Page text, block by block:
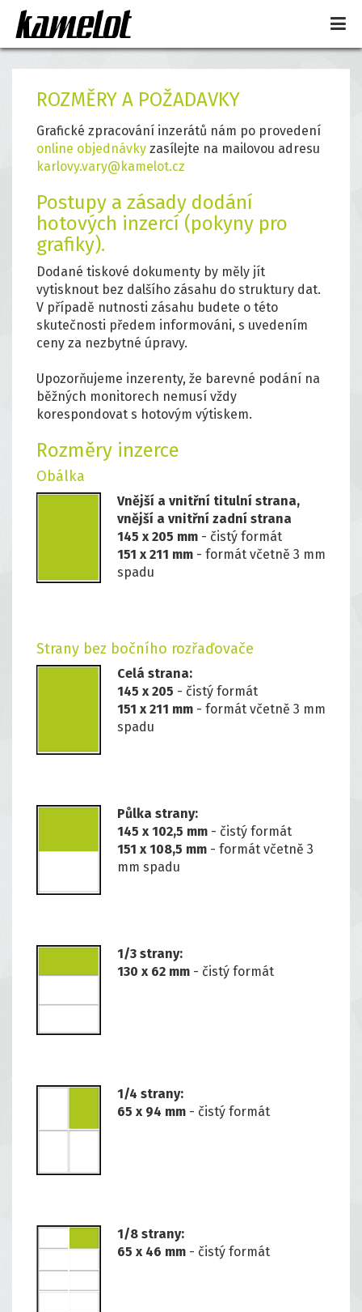
ROZMĚRY A POŽADAVKY
Grafické zpracování inzerátů nám po provedení
online objednávky zasílejte na mailovou adresu
karlovy.vary@kamelot.cz
Postupy a zásady dodání
hotových inzercí (pokyny pro
grafiky).
Dodané tiskové dokumenty by měly jít
vytisknout bez dalšího zásahu do struktury dat.
V případě nutnosti zásahu budete o této
skutečnosti předem informováni, s uvedením
ceny za nezbytné úpravy.
Upozorňujeme inzerenty, že barevné podání na
běžných monitorech nemusí vždy
korespondovat s hotovým výtiskem.
Rozměry inzerce
Obálka
Vnější a vnitřní titulní strana,
vnější a vnitřní zadní strana
145 x 205 mm - čistý formát
151 x 211 mm - formát včetně 3 mm
spadu
Strany bez bočního rozřaďovače
Celá strana:
145 x 205 - čistý formát
151 x 211 mm - formát včetně 3 mm
spadu
Půlka strany:
145 x 102,5 mm - čistý formát
151 x 108,5 mm - formát včetně 3
mm spadu
1/3 strany:
130 x 62 mm - čistý formát
1/4 strany:
65 x 94 mm - čistý formát
1/8 strany:
65 x 46 mm - čistý formát